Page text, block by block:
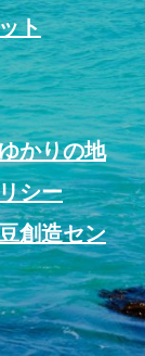
ト
かりの地
シー
創造セン